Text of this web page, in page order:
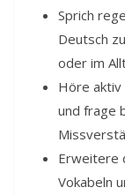
Sprich
Deutsch
oder im
Höre aktiv
und frage
Erweitere
Vokabeln